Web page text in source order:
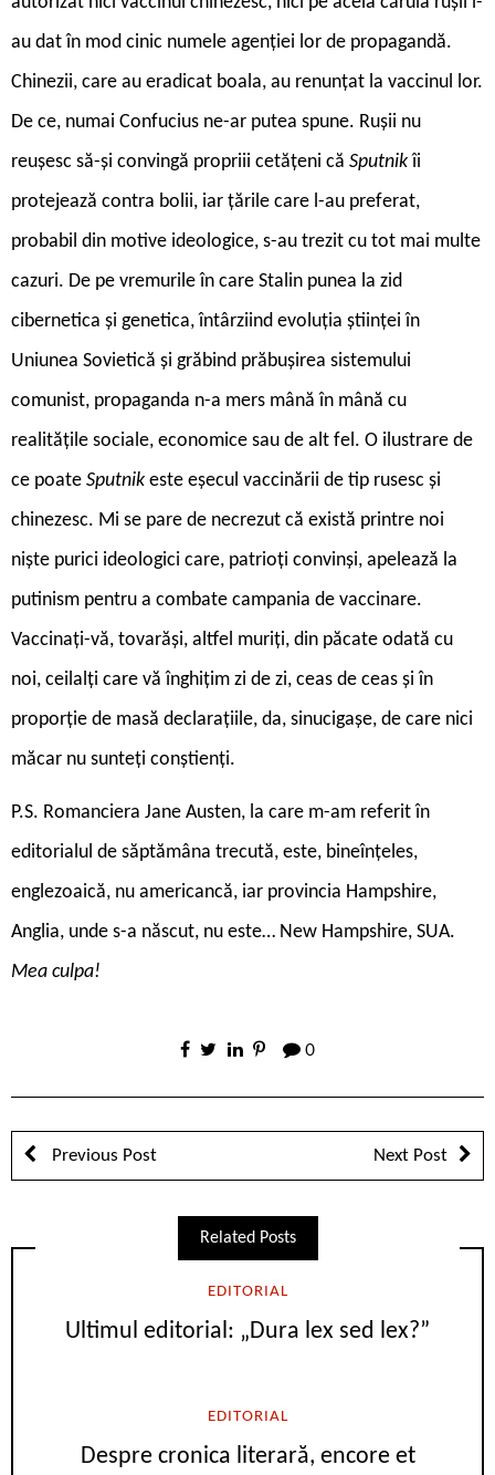
au dat în mod cinic numele agenției lor de propagandă.
Chinezii, care au eradicat boala, au renunțat la vaccinul lor.
De ce, numai Confucius ne-ar putea spune. Rușii nu
reușesc să-și convingă propriii cetățeni că Sputnikîi
protejează contra bolii, iar țările care l-au preferat,
probabil din motive ideologice, s-au trezit cu tot mai multe
cazuri. De pe vremurile în care Stalin punea la zid
cibernetica și genetica, întârziind evoluția științei în
Uniunea Sovietică și grăbind prăbușirea sistemului
comunist, propaganda n-a mers mână în mână cu
realitățile sociale, economice sau de alt fel. O ilustrare de
ce poate Sputnik este eșecul vaccinării de tip rusesc și
chinezesc. Mi se pare de necrezut că există printre noi
niște purici ideologici care, patrioți convinși, apelează la
putinism pentru a combate campania de vaccinare.
Vaccinați-vă, tovarăși, altfel muriți, din păcate odată cu
noi, ceilalți care vă înghițim zi de zi, ceas de ceas și în
proporție de masă declarațiile, da, sinucigașe, de care nici
măcar nu sunteți conștienți.
P.S. Romanciera Jane Austen, la care m-am referit în
editorialul de săptămâna trecută, este, bineînțeles,
englezoaică, nu americancă, iar provincia Hampshire,
Anglia, unde s-a născut, nu este… New Hampshire, SUA.
Mea culpa!
0
Previous Post Next Post
Related Posts
EDITORIAL
Ultimul editorial: „Dura lex sed lex?”
EDITORIAL
Despre cronica literară, encore et